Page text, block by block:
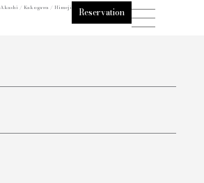
/ Kakogawa / Himeji Reservation